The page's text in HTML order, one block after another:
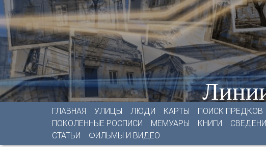
ГЛАВНАЯ УЛИЦЫ ЛЮДИ КАРТЫ ПОИСК ПРЕДКОВ
ПОКОЛЕННЫЕ РОСПИСИ
МЕМУАРЫ КНИГИ
СТАТЬИ
ФИЛЬМЫ И ВИДЕО